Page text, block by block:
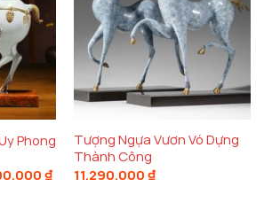
Phong
₫Khoảng
giá:
Tượng Ngựa Vươn Vó Dựng
Thành Công
11.290.000 ₫